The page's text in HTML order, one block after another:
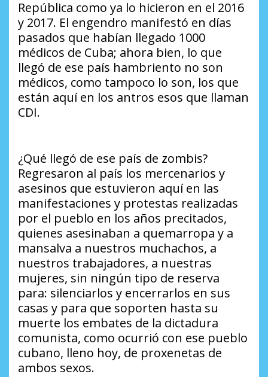
República como ya lo hicieron en el 2016
y 2017. El engendro manifestó en días
pasados que habían llegado 1000
médicos de Cuba; ahora bien, lo que
llegó de ese país hambriento no son
médicos, como tampoco lo son, los que
están aquí en los antros esos que llaman
CDI.
¿Qué llegó de ese país de zombis?
Regresaron al país los mercenarios y
asesinos que estuvieron aquí en las
manifestaciones y protestas realizadas
por el pueblo en los años precitados,
quienes asesinaban a quemarropa y a
mansalva a nuestros muchachos, a
nuestros trabajadores, a nuestras
mujeres, sin ningún tipo de reserva
para: silenciarlos y encerrarlos en sus
casas y para que soporten hasta su
muerte los embates de la dictadura
comunista, como ocurrió con ese pueblo
cubano, lleno hoy, de proxenetas de
ambos sexos.